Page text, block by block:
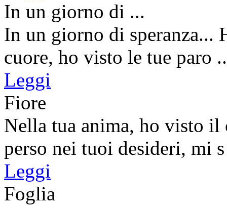
In un giorno di ...
In un giorno di speranza...
cuore, ho visto le tue paro
Leggi
Fiore
Nella tua anima, ho visto
perso nei tuoi desideri, mi
Leggi
Foglia